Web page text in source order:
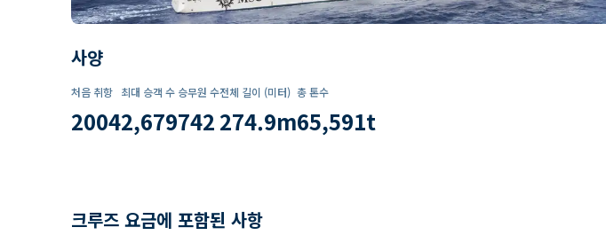
사양
처음 취항
2004
최대 승객 수
2,679
승무원 수
742
전체 길이 (미터)
274.9m
총 톤수
65,591t
크루즈 요금에 포함된 사항